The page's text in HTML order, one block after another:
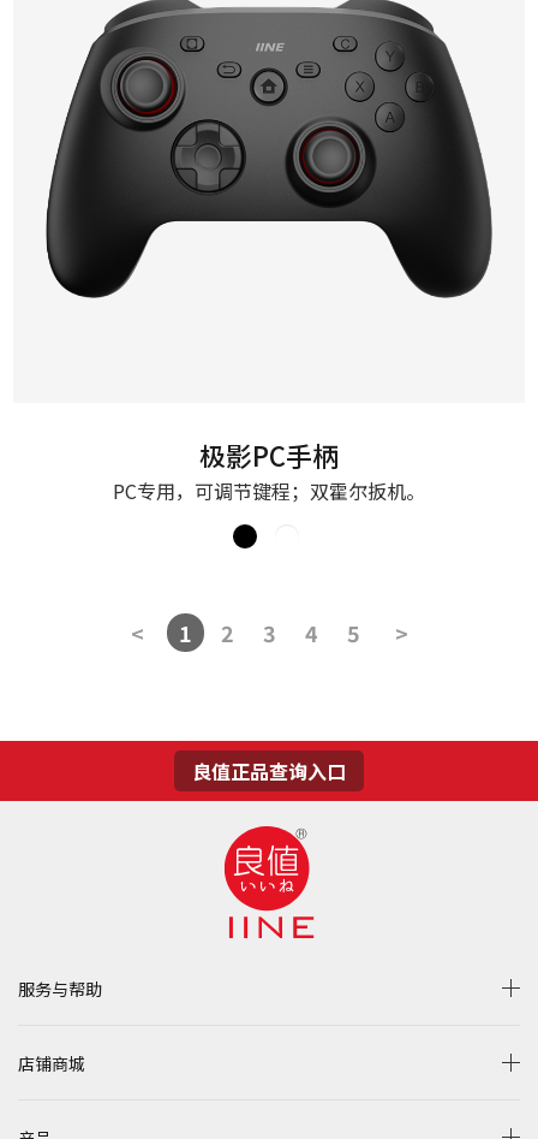
极影PC手柄
PC专用，可调节键程；双霍尔扳机。
< 1 2 3 4 5 >
良值正品查询入口
服务与帮助
店铺商城